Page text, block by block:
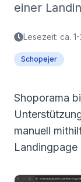
einer
Lesezeit: ca.
Schopejer
Shoporama
manuell
Landingpage